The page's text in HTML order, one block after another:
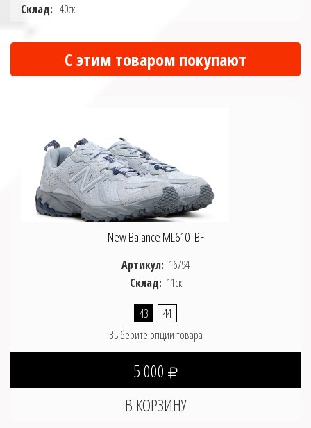
Склад: 40ск
С этим товаром покупают
New Balance ML610TBF
Артикул: 16794
Склад: 11ск
43
44
Выберите опции товара
5 000